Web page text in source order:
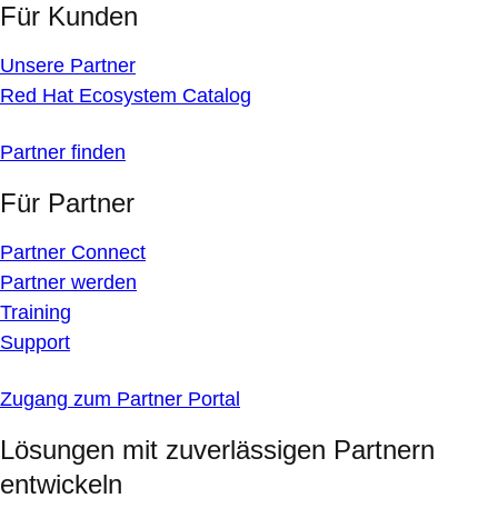
Für Kunden
Unsere Partner
Red Hat Ecosystem Catalog
Partner finden
Für Partner
Partner Connect
Partner werden
Training
Support
Zugang zum Partner Portal
Lösungen mit zuverlässigen Partnern
entwickeln